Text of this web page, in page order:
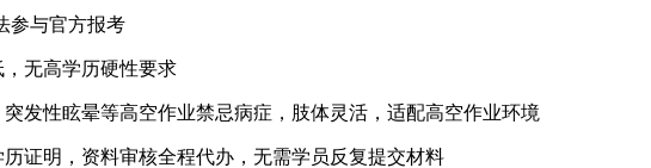
参与官方报考
无高学历硬性要求
发性眩晕等高空作业禁忌病症，肢体灵活，适配高空作业环境
证明，资料审核全程代办，无需学员反复提交材料